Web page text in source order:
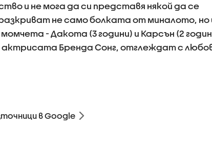
и не мога да си представя някой да се
не само болката от миналото, но
- Дакота (3 години) и Карсън (2
Бренда Сонг, отглеждат с
в Google